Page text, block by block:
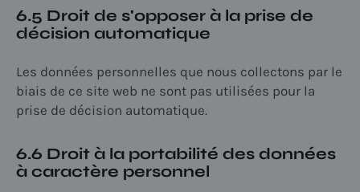
6.5 Droit de s'opposer à la prise de
décision automatique
Les données personnelles que nous collectons par le
biais de ce site web ne sont pas utilisées pour la
prise de décision automatique.
6.6 Droit à la portabilité des données
à caractère personnel